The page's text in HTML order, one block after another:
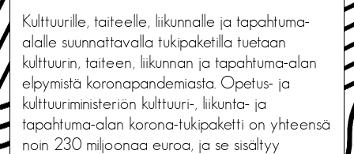
Kulttuurille, taiteelle, liikunnalle ja tapahtuma-
alalle suunnattavalla tukipaketilla tuetaan
kulttuurin, taiteen, liikunnan ja tapahtuma-alan
elpymistä koronapandemiasta. Opetus- ja
kulttuuriministeriön kulttuuri-, liikunta- ja
tapahtuma-alan korona-tukipaketti on yhteensä
noin 230 miljoonaa euroa, ja se sisältyy